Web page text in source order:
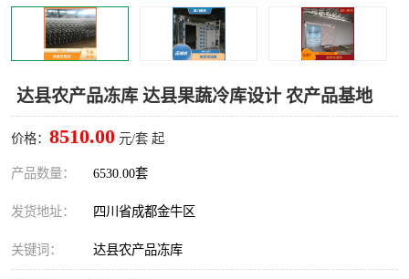
达县农产品冻库 达县果蔬冷库设计 农产品基地
价格： 8510.00 元/套 起
产品数量： 6530.00套
发货地址： 四川省成都金牛区
关键词： 达县农产品冻库
内江冷库，内江冻库 宜宾冷库，宜宾冻库设备